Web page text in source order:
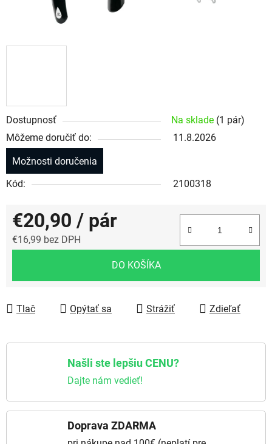
Dostupnosť Na sklade (1 pár)
Môžeme doručiť do:
11.8.2026
Možnosti doručenia
Kód:
2100318
€20,90 / pár
€16,99 bez DPH
DO KOŠÍKA
Tlač Opýtať sa Strážiť Zdieľať
Našli ste lepšiu CENU?
Dajte nám vedieť!
Doprava ZDARMA